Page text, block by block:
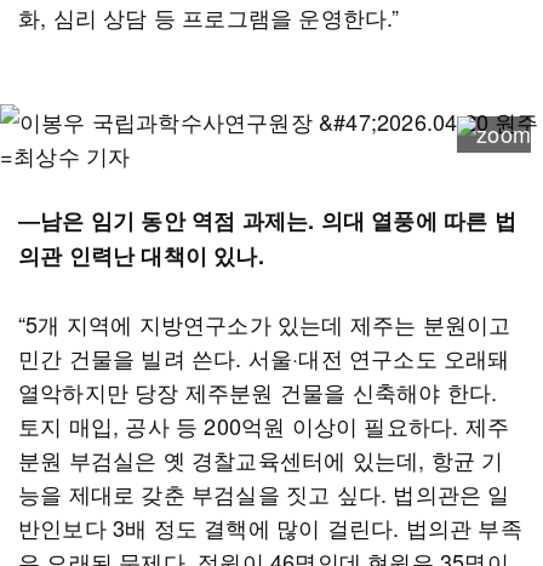
화, 심리 상담 등 프로그램을 운영한다.”
―남은 임기 동안 역점 과제는. 의대 열풍에 따른 법
의관 인력난 대책이 있나.
“5개 지역에 지방연구소가 있는데 제주는 분원이고
민간 건물을 빌려 쓴다. 서울·대전 연구소도 오래돼
열악하지만 당장 제주분원 건물을 신축해야 한다.
토지 매입, 공사 등 200억원 이상이 필요하다. 제주
분원 부검실은 옛 경찰교육센터에 있는데, 항균 기
능을 제대로 갖춘 부검실을 짓고 싶다. 법의관은 일
반인보다 3배 정도 결핵에 많이 걸린다. 법의관 부족